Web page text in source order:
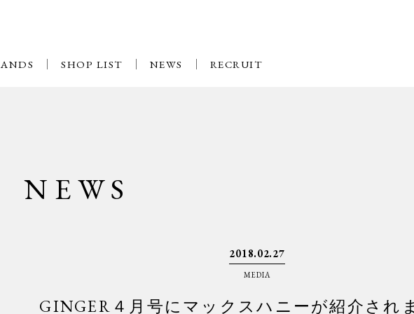
SHOP LIST NEWS RECRUIT
NEWS
2018.02.27
MEDIA
GINGER４月号にマックスハニーが紹介され